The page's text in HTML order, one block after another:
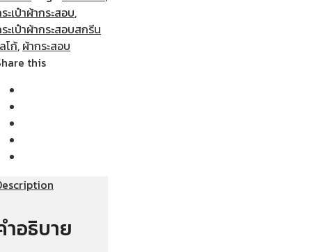
ะเป๋าผ้ากระสอบ,
ะเป๋าผ้ากระสอบสกรีน
โก้, ผ้ากระสอบ
this
ำอธิบาย